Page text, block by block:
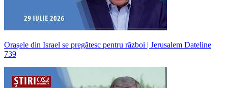
Orașele din Israel se pregătesc pentru război | Jerusalem Dateline
739